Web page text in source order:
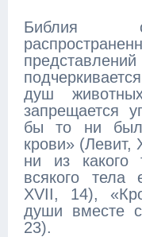
Библия
душ
запрещается
бы то ни
крови» (Левит,
ни из какого
всякого тела
XVII, 14),
души вместе
23).